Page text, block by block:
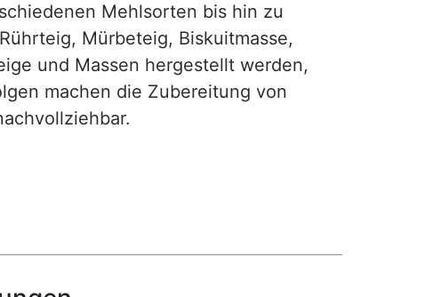
Mehlsorten bis hin zu
Mürbeteig, Biskuitmasse,
und Massen hergestellt werden,
machen die Zubereitung von